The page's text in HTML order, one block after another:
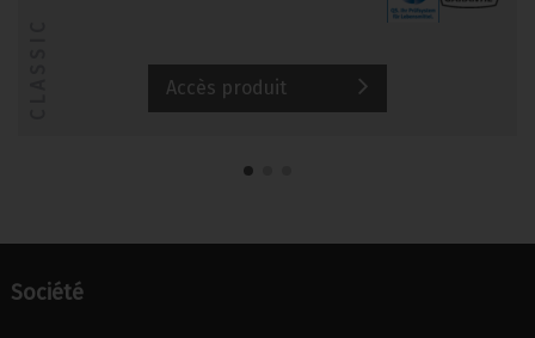
Accès produit
Société